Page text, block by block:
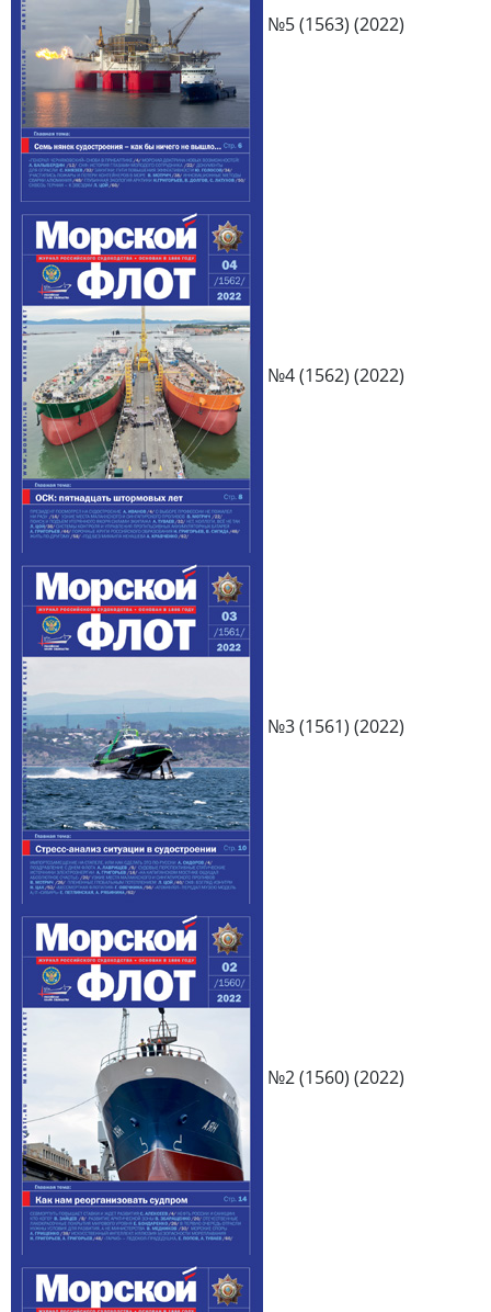
№5 (1563) (2022)
№4 (1562) (2022)
№3 (1561) (2022)
№2 (1560) (2022)